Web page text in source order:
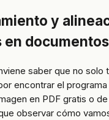
y
en documentos
saber que no solo
encontrar el
en PDF gratis o
observar cómo